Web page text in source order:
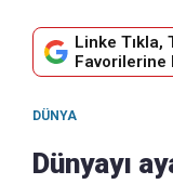
Linke Tıkla,
Favorilerine
DÜNYA
Dünyayı